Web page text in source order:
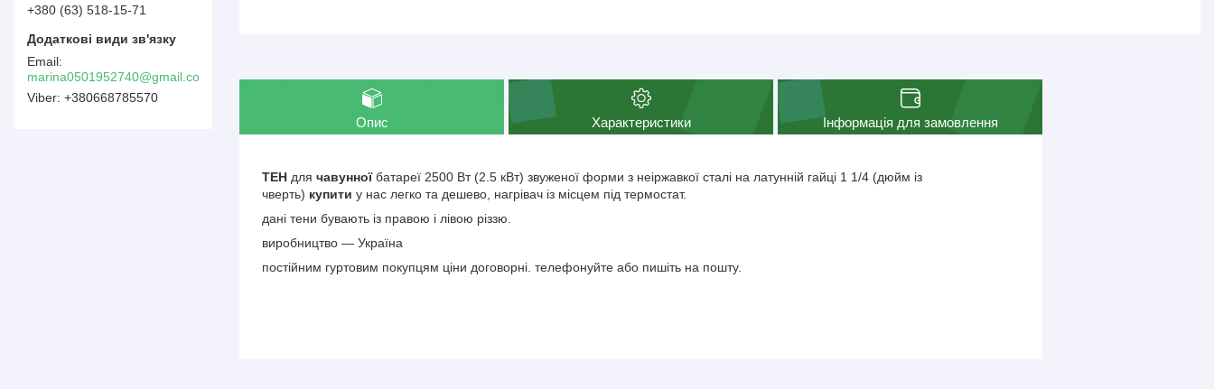
Опис Характеристики Інформація для замовлення
ТЕН для чавунноїбатареї 2500 Вт (2.5 кВт) звуженої форми з неіржавкої сталі на латунній гайці 1 1/4 (дюйм із
чверть) купити у нас легко та дешево, нагрівач із місцем під термостат.
дані тени бувають із правою і лівою різзю.
виробництво — Україна
постійним гуртовим покупцям ціни договорні. телефонуйте або пишіть на пошту.
+380 (63) 518-15-71
marina0501952740@gmail.com
+380668785570